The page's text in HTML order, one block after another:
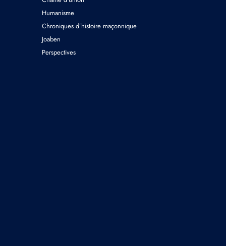
Humanisme
Chroniques d’histoire maçonnique
Joaben
Perspectives